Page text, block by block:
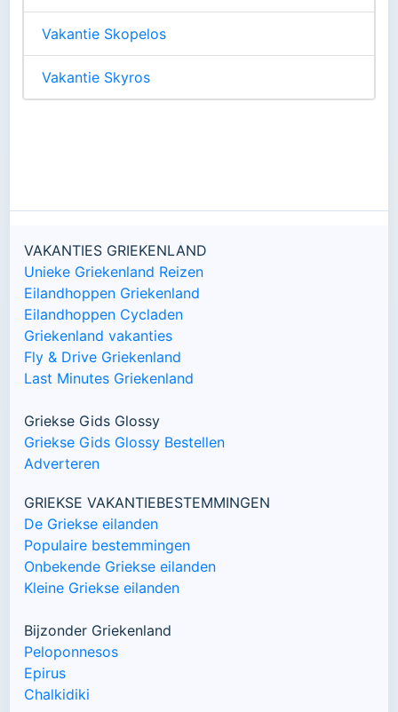
Vakantie Skopelos
Vakantie Skyros
VAKANTIES GRIEKENLAND
Unieke Griekenland Reizen
Eilandhoppen Griekenland
Eilandhoppen Cycladen
Griekenland vakanties
Fly & Drive Griekenland
Last Minutes Griekenland
Griekse Gids Glossy
Griekse Gids Glossy Bestellen
Adverteren
GRIEKSE VAKANTIEBESTEMMINGEN
De Griekse eilanden
Populaire bestemmingen
Onbekende Griekse eilanden
Kleine Griekse eilanden
Bijzonder Griekenland
Peloponnesos
Epirus
Chalkidiki